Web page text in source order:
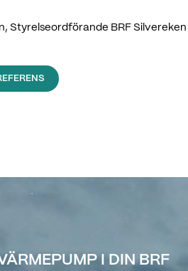
Styrelseordförande BRF Silvereken
I DIN BRF